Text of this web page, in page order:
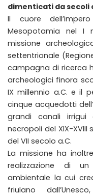
dimenticati da secoli
Il cuore
Mesopotamia nel I
missione
settentrionale
campagna di ricerca
archeologici finora
IX millennio a.C. e il
cinque acquedotti
grandi canali
necropoli del XIX-XVIII
del VII secolo a.C.
La missione ha
realizzazione di
ambientale la cui
friulano